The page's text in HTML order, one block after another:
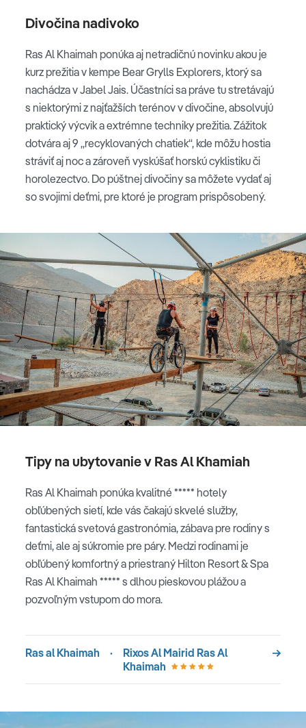
Divočina nadivoko
Ras Al Khaimah ponúka aj netradičnú novinku akou je
kurz prežitia v kempe Bear Grylls Explorers, ktorý sa
nachádza v Jabel Jais. Účastníci sa práve tu stretávajú
s niektorými z najťažších terénov v divočine, absolvujú
praktický výcvik a extrémne techniky prežitia. Zážitok
dotvára aj 9 „recyklovaných chatiek“, kde môžu hostia
stráviť aj noc a zároveň vyskúšať horskú cyklistiku či
horolezectvo. Do púštnej divočiny sa môžete vydať aj
so svojimi deťmi, pre ktoré je program prispôsobený.
Tipy na ubytovanie v Ras Al Khamiah
Ras Al Khaimah ponúka kvalitné ***** hotely
obľúbených sietí, kde vás čakajú skvelé služby,
fantastická svetová gastronómia, zábava pre rodiny s
deťmi, ale aj súkromie pre páry. Medzi rodinami je
obľúbený komfortný a priestraný Hilton Resort & Spa
Ras Al Khaimah ***** s dlhou pieskovou plážou a
pozvoľným vstupom do mora.
Ras al Khaimah ·
Rixos Al Mairid Ras Al
Khaimah